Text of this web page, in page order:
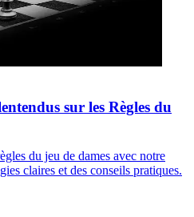
sur les Règles du
du jeu de dames avec notre
claires et des conseils pratiques.